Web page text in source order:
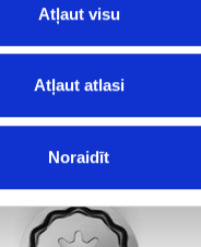
Atļaut visu
Atļaut atlasi
Noraidīt